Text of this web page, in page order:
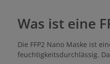
Was ist eine
Die FFP2 Nano Maske ist
feuchtigkeitsdurchlässig.